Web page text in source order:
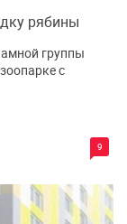
рябины
9
группы
с